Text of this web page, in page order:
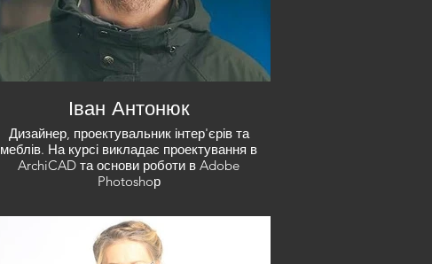
Іван Антонюк
Дизайнер, проектувальник інтер'єрів та
меблів. На курсі викладає проектування в
ArchiCAD та основи роботи в Adobe
Photoshoр